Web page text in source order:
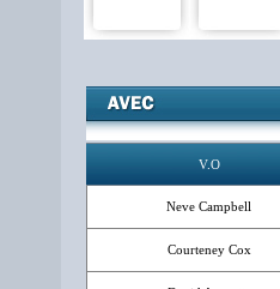
V.O
Neve Campbell
Courteney Cox